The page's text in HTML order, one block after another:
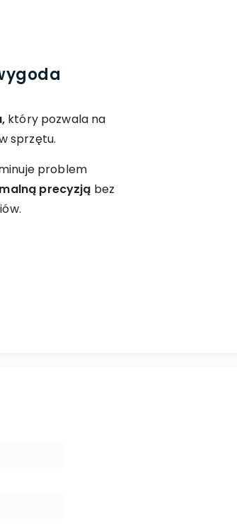
który pozwala na
sprzętu.
problem
precyzją bez